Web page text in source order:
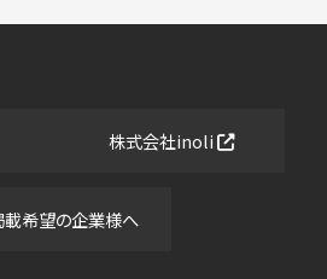
株式会社inoli
載希望の企業様へ